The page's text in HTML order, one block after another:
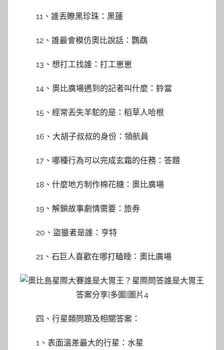
11、誰丟瞭黑珍珠：黑蓮
12、誰最會模仿奧比說話：鸚鵡
13、想打工找誰：打工崽崽
14、奧比廣場遇到的記者叫什麼：鈴當
15、經常丟失羊駝的是：稻草人哈根
16、大胡子叔叔的身份：領航員
17、哪種行為可以完成玄霜的任務：答題
18、什麼地方制作棉花糖：奧比廣場
19、解鎖故事劇情需要：旅券
20、盜獵者是誰：亨特
21、石巨人喜歡在哪打瞌睡：奧比廣場
四、行星類問題及相關答案：
1、表面溫差最大的行星：水星